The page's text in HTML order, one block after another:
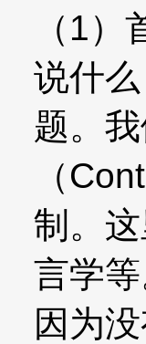
（1
说什
题。
（
制。
言学
因为